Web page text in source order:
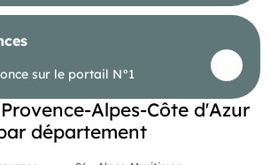
sur le portail N°1
Alpes-Côte d'Azur
département